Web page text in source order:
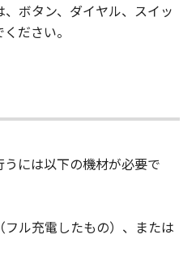
に、並びに「許諾ソフト
ップデート、バグの修
政府または該当国の政府
の全部または一部を、直
ェア」は、『現状有
ボタン、ダイヤル、スイッ
ださい。
には以下の機材が必要で
ル充電したもの）、または